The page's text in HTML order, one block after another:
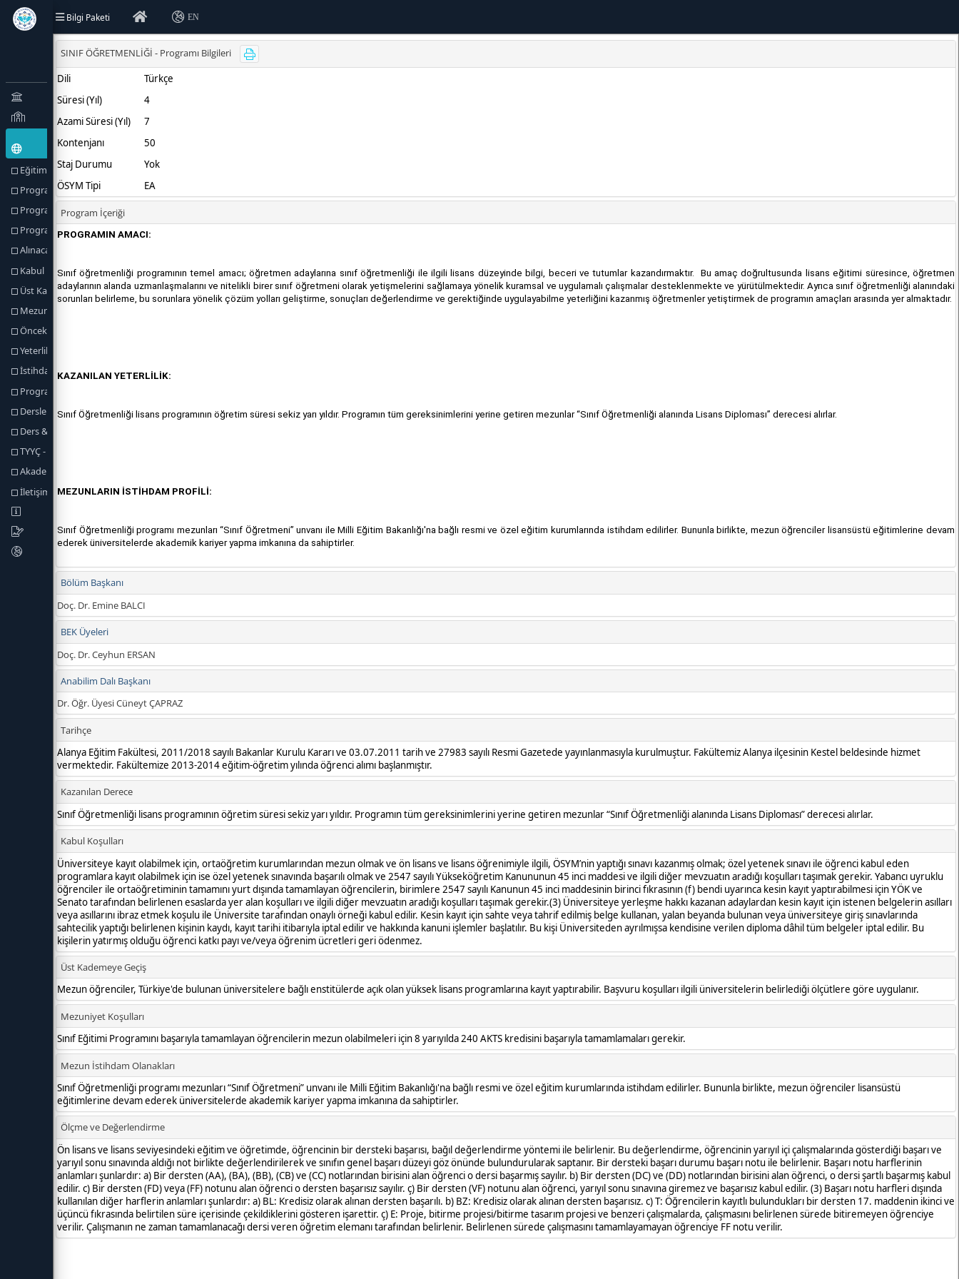
Bilgi Paketi EN
Eğitim Türü (Amaçlar) ve Hedefler
Program Hakkında
Program Profili
Program Yetkilileri
Alınacak Derece
Kabul Koşulları
Üst Kademeye Geçiş
Mezuniyet Koşulları
Önceki Öğrenmenin Tanınması
Yeterlilik Koşulları ve Kuralları
İstihdam Olanakları
Program Yeterlikleri
Dersler
Ders & Program Yeterlilikleri İlişkisi
TYYÇ - Program Yeterlilikleri İlişkisi
Akademik Personel
İletişim